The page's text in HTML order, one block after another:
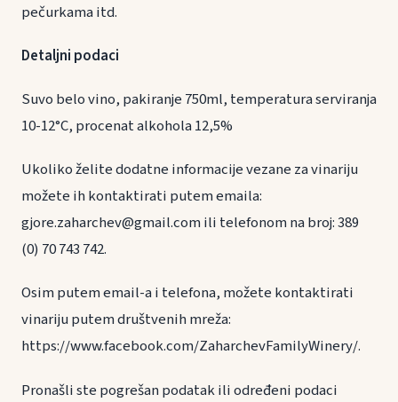
pečurkama itd.
Detaljni podaci
Suvo belo vino, pakiranje 750ml, temperatura serviranja
10-12°C, procenat alkohola 12,5%
Ukoliko želite dodatne informacije vezane za vinariju
možete ih kontaktirati putem emaila:
gjore.zaharchev@gmail.com ili telefonom na broj: 389
(0) 70 743 742.
Osim putem email-a i telefona, možete kontaktirati
vinariju putem društvenih mreža:
https://www.facebook.com/ZaharchevFamilyWinery/.
Pronašli ste pogrešan podatak ili određeni podaci